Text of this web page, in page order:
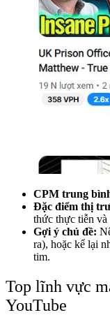
CPM trung
Đặc điểm thị
thức thực tiễn và
Gợi ý chủ đề:
ra), hoặc kể lại
tim.
Top lĩnh vực
YouTube